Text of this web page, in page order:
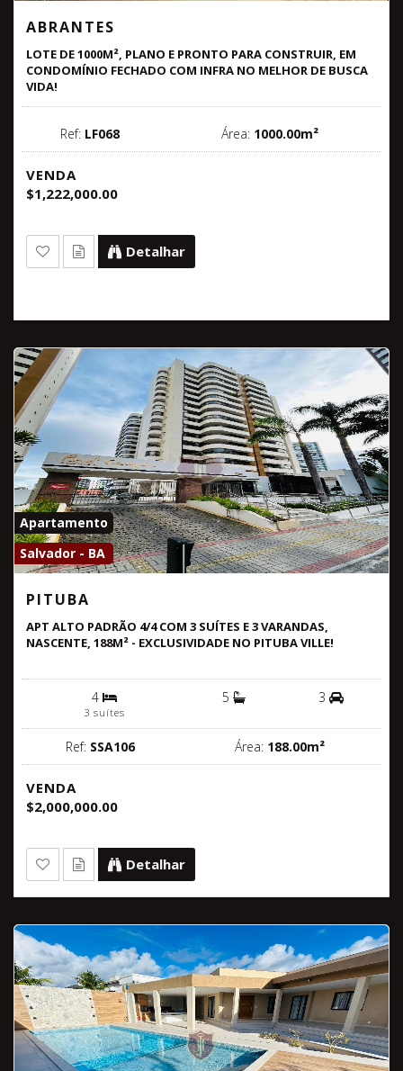
ABRANTES
LOTE DE 1000M², PLANO E PRONTO PARA CONSTRUIR, EM
CONDOMÍNIO FECHADO COM INFRA NO MELHOR DE BUSCA
VIDA!
Ref: LF068 Área: 1000.00m²
VENDA
$1,222,000.00
Detalhar
Apartamento
Salvador - BA
PITUBA
APT ALTO PADRÃO 4/4 COM 3 SUÍTES E 3 VARANDAS,
NASCENTE, 188M² - EXCLUSIVIDADE NO PITUBA VILLE!
4
3 suítes
5 3
Ref: SSA106 Área: 188.00m²
VENDA
$2,000,000.00
Detalhar